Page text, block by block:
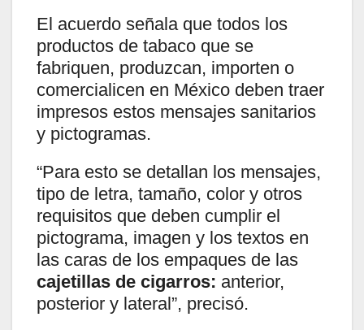
El acuerdo señala que todos los
productos de tabaco que se
fabriquen, produzcan, importen o
comercialicen en México deben traer
impresos estos mensajes sanitarios
y pictogramas.
“Para esto se detallan los mensajes,
tipo de letra, tamaño, color y otros
requisitos que deben cumplir el
pictograma, imagen y los textos en
las caras de los empaques de las
cajetillas de cigarros: anterior,
posterior y lateral”, precisó.